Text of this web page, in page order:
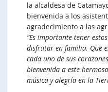
la alcaldesa de
bienvenida a los
agradecimiento a las
“Es importante tener
disfrutar en familia. Que
cada uno de sus
bienvenida a este
música y alegría en la